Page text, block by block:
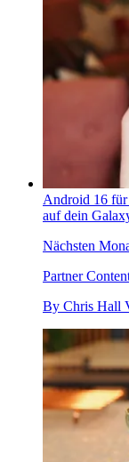
Android 16 für
auf dein
Nächsten
Partner
By Chris Hall